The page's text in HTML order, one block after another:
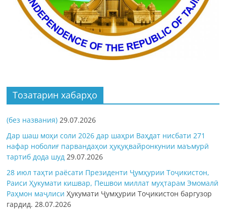
Тозатарин хабарҳо
(без названия) 29.07.2026
Дар шаш моҳи соли 2026 дар шаҳри Ваҳдат нисбати 271
нафар ноболиғ парвандаҳои ҳуқуқвайронкунии маъмурӣ
тартиб дода шуд 29.07.2026
28 июл таҳти раёсати Президенти Ҷумҳурии Тоҷикистон,
Раиси Ҳукумати кишвар, Пешвои миллат муҳтарам Эмомалӣ
Раҳмон маҷлисиҲукумати Ҷумҳурии Тоҷикистон баргузор
гардид. 28.07.2026